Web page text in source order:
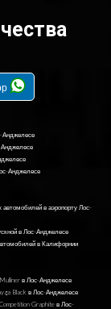
Анджелесе
Анджелесе
автомобилей в аэропорту Лос-
в Лос-Анджелесе
в Калифорнии
в Лос-Анджелесе
Black в Лос-Анджелесе
Graphite в Лос-